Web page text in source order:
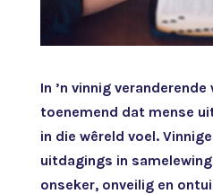
In ’n vinnig
toenemend dat mense
in die wêreld voel.
uitdagings in
onseker, onveilig en